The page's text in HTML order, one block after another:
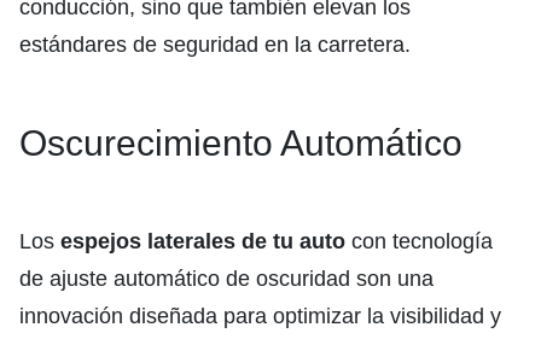
conducción, sino que también elevan los
estándares de seguridad en la carretera.
Oscurecimiento Automático
Los espejos laterales de tu auto con tecnología
de ajuste automático de oscuridad son una
innovación diseñada para optimizar la visibilidad y